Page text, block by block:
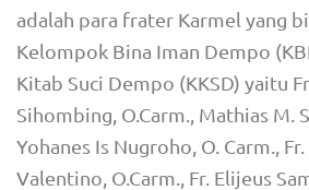
adalah para frater Karmel yang
Kelompok Bina Iman Dempo
Kitab Suci Dempo (KKSD) yaitu
Sihombing, O.Carm., Mathias M.
Yohanes Is Nugroho, O. Carm., Fr.
Valentino, O.Carm., Fr. Elijeus